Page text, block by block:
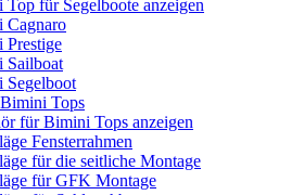
für Segelboote anzeigen
Cagnaro
Prestige
Sailboat
Segelboot
Tops
für Bimini Tops anzeigen
Fensterrahmen
für die seitliche Montage
für GFK Montage